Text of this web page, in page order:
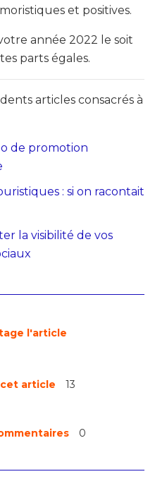
et positives.
année 2022 le soit
parts égales.
articles consacrés à
de promotion
: si on racontait
la visibilité de vos
l'article
article 13
0